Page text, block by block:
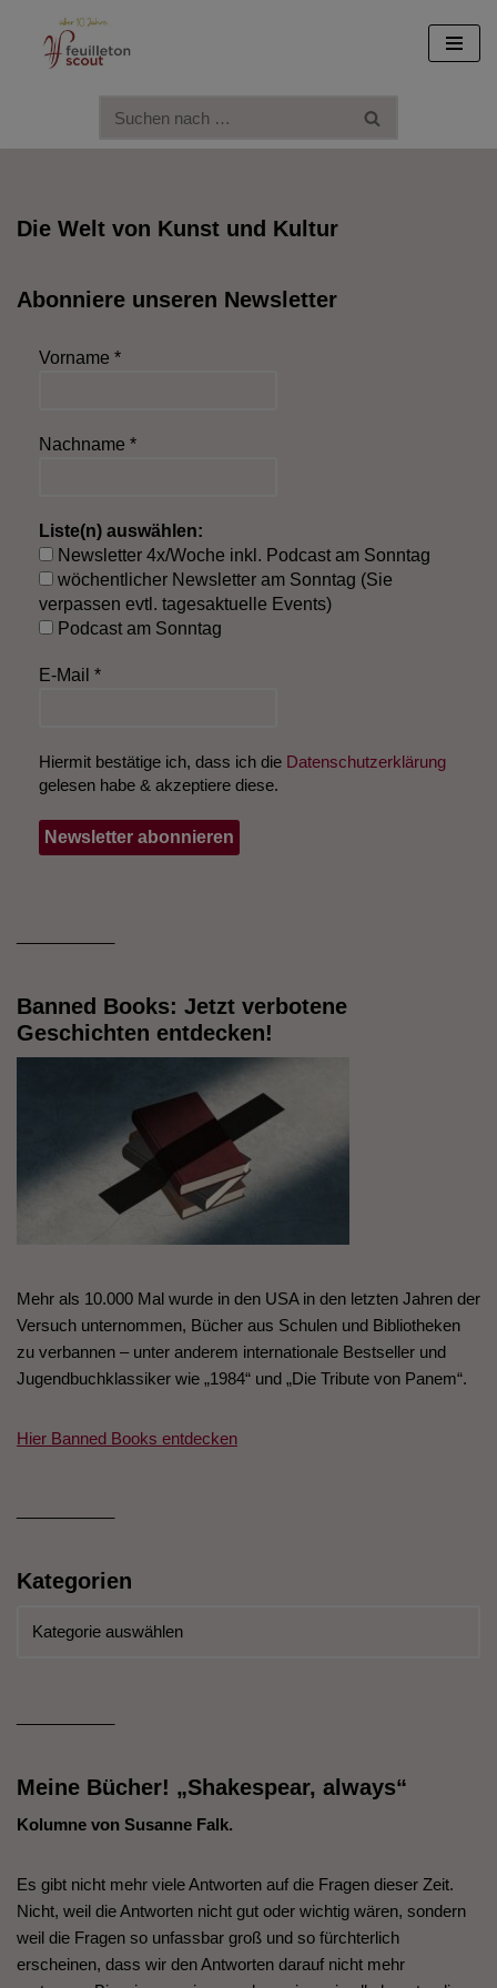
Zum
Die Welt von Kunst und Kultur
Abonniere unseren Newsletter
Vorname *
Nachname *
Liste(n) auswählen:
Newsletter 4x/Woche inkl. Podcast am Sonntag
wöchentlicher Newsletter am Sonntag (Sie
verpassen evtl. tagesaktuelle Events)
Podcast am Sonntag
E-Mail *
Hiermit bestätige ich, dass ich die Datenschutzerklärung
gelesen habe & akzeptiere diese.
Banned Books: Jetzt verbotene
Geschichten entdecken!
Mehr als 10.000 Mal wurde in den USA in den letzten Jahren der
Versuch unternommen, Bücher aus Schulen und Bibliotheken
zu verbannen – unter anderem internationale Bestseller und
Jugendbuchklassiker wie „1984“ und „Die Tribute von Panem“.
Hier Banned Books entdecken
Kategorien
Meine Bücher! „Shakespear, always“
Kolumne von Susanne Falk.
Es gibt nicht mehr viele Antworten auf die Fragen dieser Zeit.
Nicht, weil die Antworten nicht gut oder wichtig wären, sondern
weil die Fragen so unfassbar groß und so fürchterlich
erscheinen, dass wir den Antworten darauf nicht mehr